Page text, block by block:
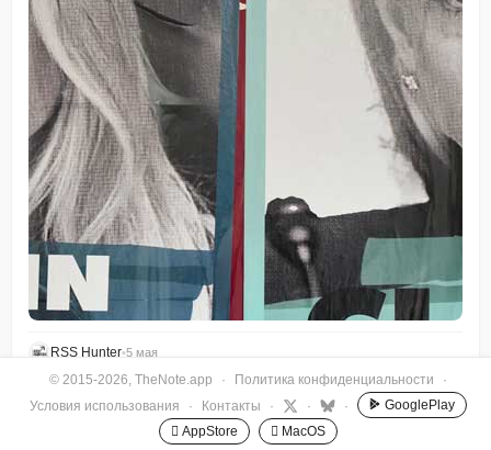
RSS Hunter•5 мая
© 2015-2026, TheNote.app · Политика конфиденциальности
·
Условия использования
· Контакты · · ·
GooglePlay
 AppStore
 MacOS